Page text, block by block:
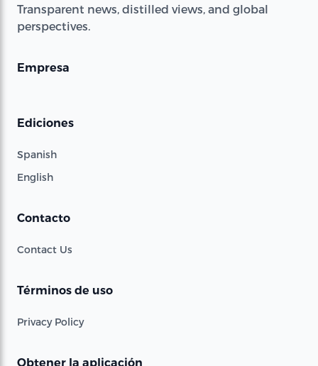
Transparent news, distilled views, and global
perspectives.
Empresa
Ediciones
Spanish
English
Contacto
Contact Us
Términos de uso
Privacy Policy
Obtener la aplicación